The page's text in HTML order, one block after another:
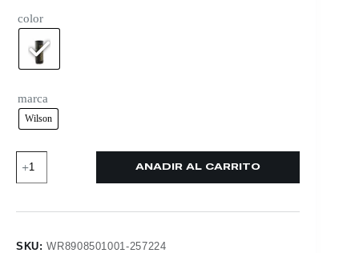
color
marca
Wilson
AÑADIR AL CARRITO
SKU:WR8908501001-257224